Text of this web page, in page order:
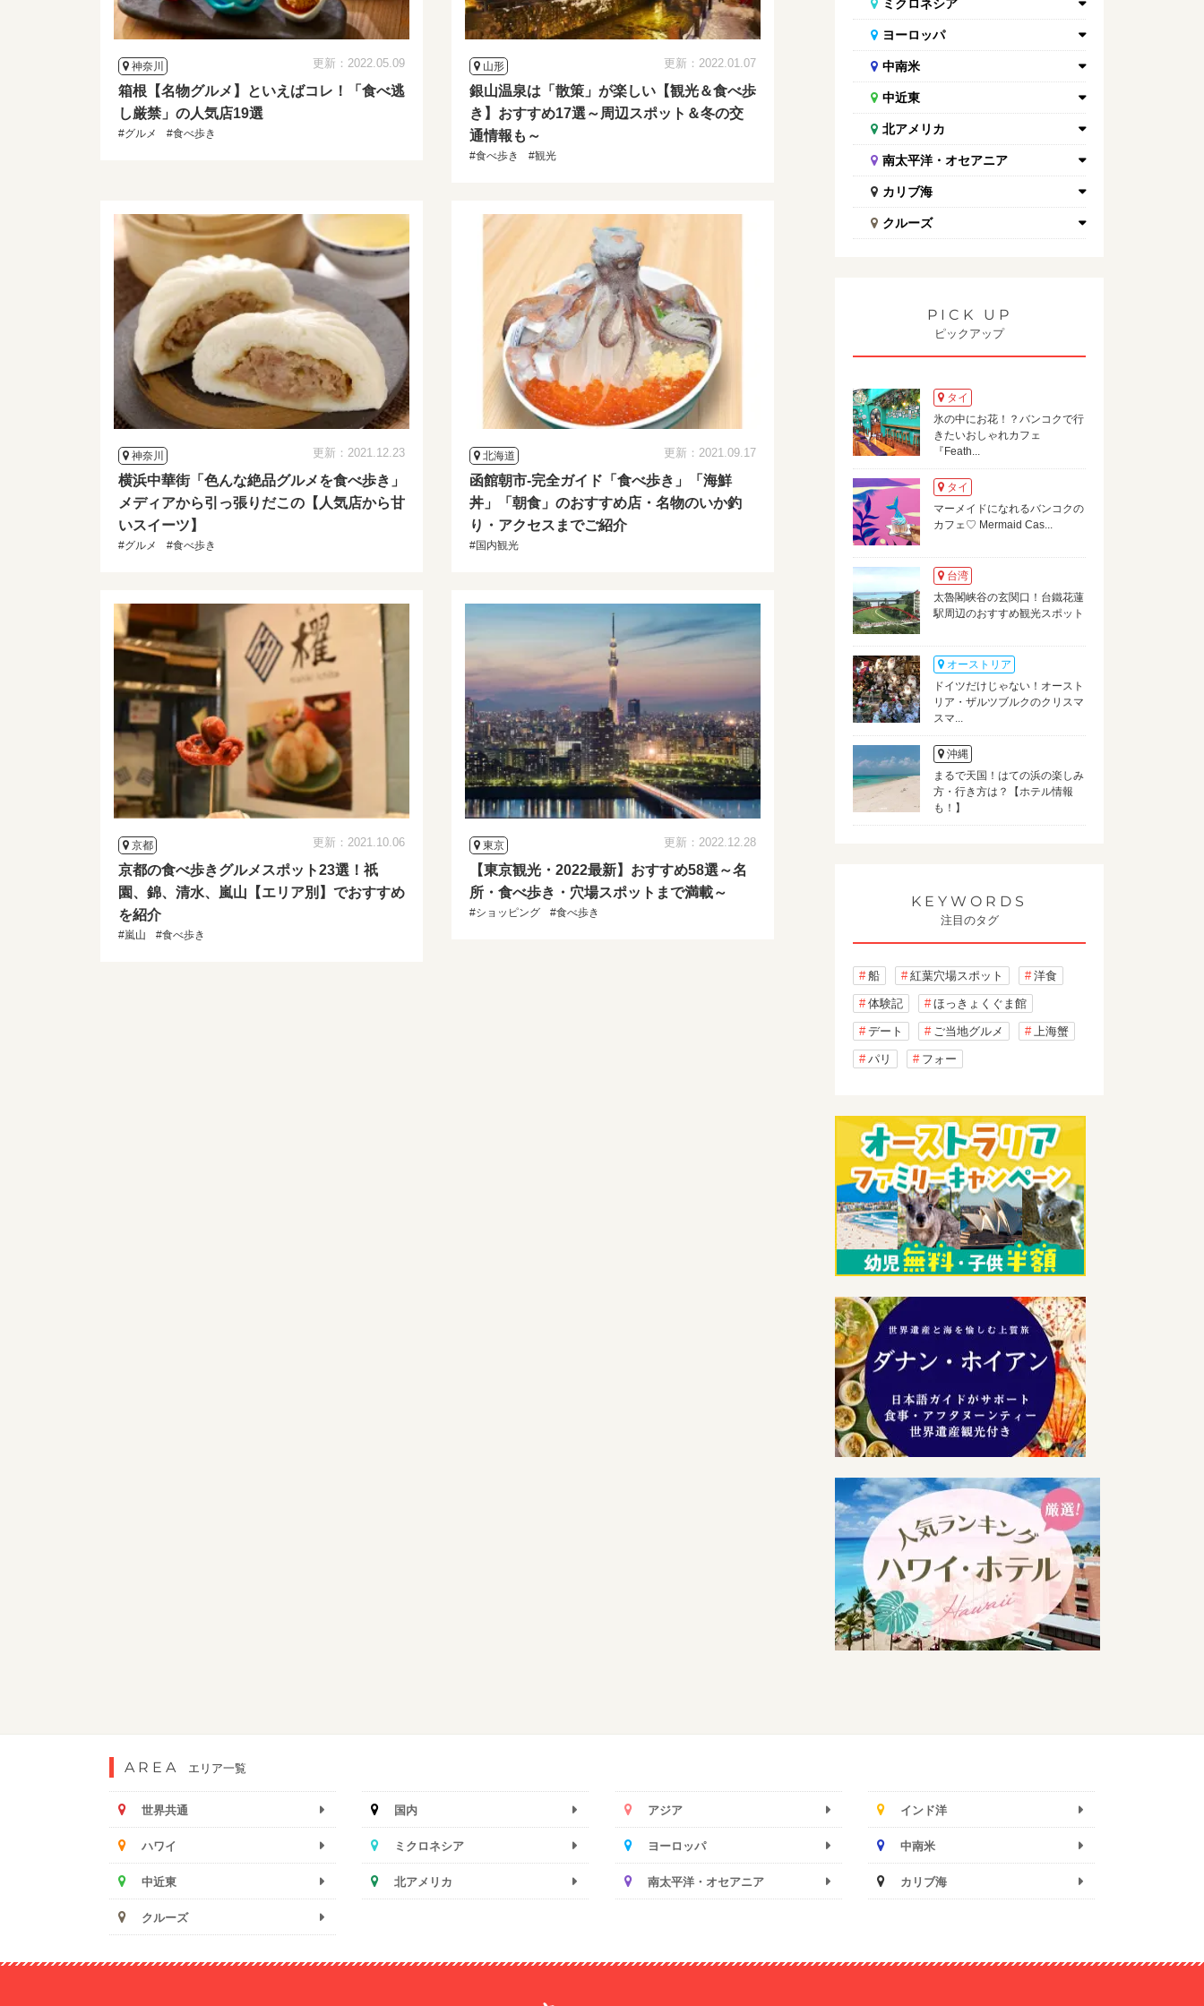
神奈川 更新：2022.05.09
箱根【名物グルメ】といえばコレ！「食べ逃
し厳禁」の人気店19選
#グルメ #食べ歩き
山形 更新：2022.01.07
銀山温泉は「散策」が楽しい【観光＆食べ歩
き】おすすめ17選～周辺スポット＆冬の交
通情報も～
#食べ歩き #観光
神奈川 更新：2021.12.23
横浜中華街「色んな絶品グルメを食べ歩き」
メディアから引っ張りだこの【人気店から甘
いスイーツ】
#グルメ #食べ歩き
北海道 更新：2021.09.17
函館朝市-完全ガイド「食べ歩き」「海鮮
丼」「朝食」のおすすめ店・名物のいか釣
り・アクセスまでご紹介
#国内観光
京都 更新：2021.10.06
京都の食べ歩きグルメスポット23選！祇
園、錦、清水、嵐山【エリア別】でおすすめ
を紹介
#嵐山 #食べ歩き
東京 更新：2022.12.28
【東京観光・2022最新】おすすめ58選～名
所・食べ歩き・穴場スポットまで満載～
#ショッピング #食べ歩き
ミクロネシア
ヨーロッパ
中南米
中近東
北アメリカ
南太平洋・オセアニア
カリブ海
クルーズ
PICK UP
ピックアップ
タイ
氷の中にお花！？バンコクで行
きたいおしゃれカフェ
『Feath...
タイ
マーメイドになれるバンコクの
カフェ♡ Mermaid Cas...
台湾
太魯閣峡谷の玄関口！台鐵花蓮
駅周辺のおすすめ観光スポット
オーストリア
ドイツだけじゃない！オースト
リア・ザルツブルクのクリスマ
スマ...
沖縄
まるで天国！はての浜の楽しみ
方・行き方は？【ホテル情報
も！】
KEYWORDS
注目のタグ
船 紅葉穴場スポット 洋食
体験記 ほっきょくぐま館
デート ご当地グルメ 上海蟹
パリ フォー
AREA エリア一覧
世界共通 国内 アジア インド洋
ハワイ ミクロネシア ヨーロッパ 中南米
中近東 北アメリカ 南太平洋・オセアニア カリブ海
クルーズ